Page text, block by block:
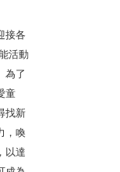
接各
活動
為了
童
找新
，喚
以達